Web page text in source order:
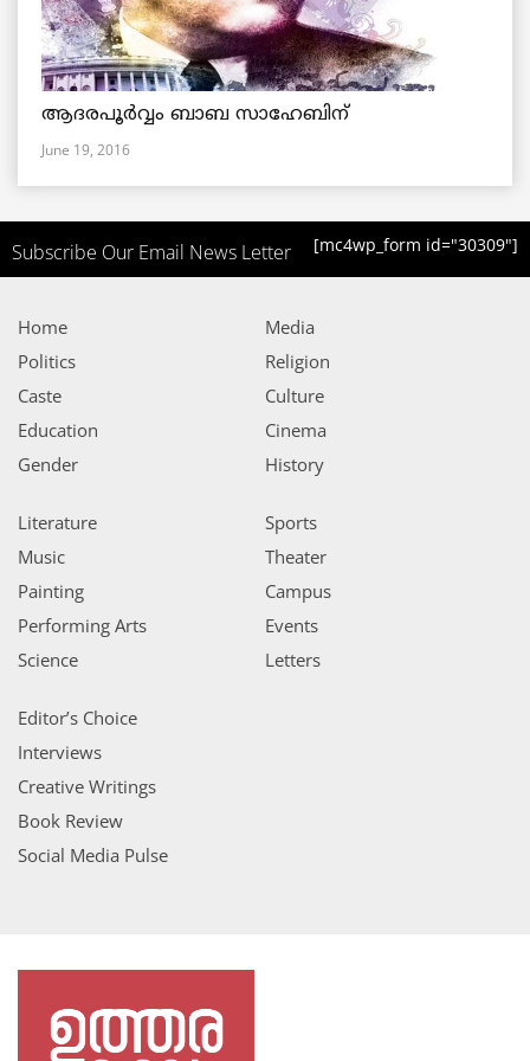
ആദരപൂര്‍വ്വം ബാബ സാഹേബിന്
June 19, 2016
Subscribe Our Email News Letter [mc4wp_form id="30309"]
Home
Politics
Caste
Education
Gender
Media
Religion
Culture
Cinema
History
Literature
Music
Painting
Performing Arts
Science
Sports
Theater
Campus
Events
Letters
Editor’s Choice
Interviews
Creative Writings
Book Review
Social Media Pulse